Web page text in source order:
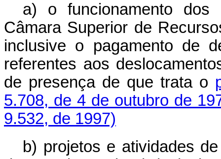
a) o funcionamento dos
Câmara Superior de
inclusive o pagamento de
referentes aos
de presença de que trata o
5.708, de 4 de outubro de
9.532, de 1997)
b) projetos e atividades